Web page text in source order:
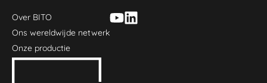
Over BITO
Ons wereldwijde netwerk
Onze productie